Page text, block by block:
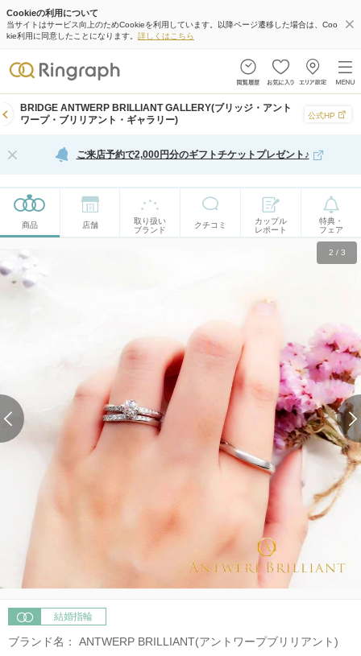
Cookieの利用について
当サイトはサービス向上のためCookieを利用しています。以降ページ遷移した場合は、Coo
kie利用に同意したことになります。 詳しくはこちら
BRIDGE ANTWERP BRILLIANT GALLERY(ブリッジ・アント
ワープ・ブリリアント・ギャラリー)
公式HP
ご来店予約で2,000円分のギフトチケットプレゼント♪
商品 店舗
取り扱い
ブランド
クチコミ
カップル
レポート
特典・
フェア
2 / 3
結婚指輪
ブランド名： ANTWERP BRILLIANT(アントワープブリリアント)